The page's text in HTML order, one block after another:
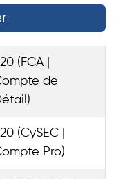
(FCA |
de
(CySEC |
Pro)